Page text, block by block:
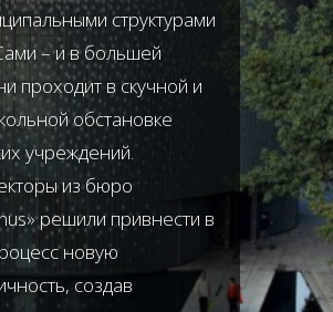
структурами
– и в большей
проходит в скучной и
обстановке
учреждений.
из бюро
решили привнести в
новую
создав